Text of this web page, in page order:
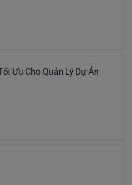
Ưu Cho Quản Lý Dự Án